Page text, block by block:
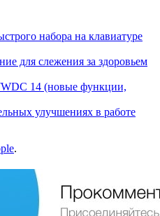
набора на клавиатуре
для слежения за здоровьем
14 (новые функции,
улучшениях в работе
.